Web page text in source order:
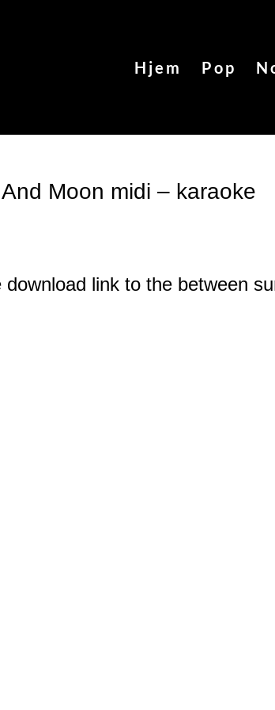
Hjem Pop
Moon midi – karaoke
download link to the between